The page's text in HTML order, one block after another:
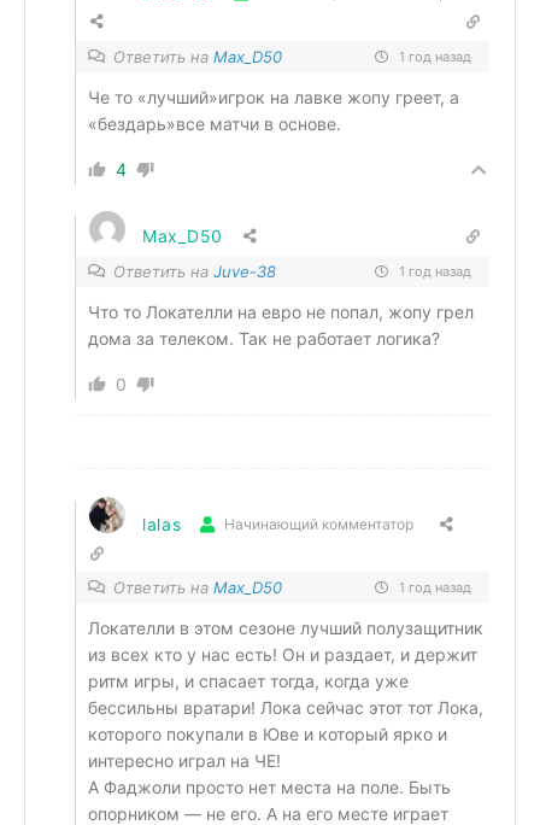
Ответить на Max_D50 1 год назад
Че то «лучший»игрок на лавке жопу греет, а
«бездарь»все матчи в основе.
4
Max_D50
Ответить на Juve-38 1 год назад
Что то Локателли на евро не попал, жопу грел
дома за телеком. Так не работает логика?
0
lalas Начинающий комментатор
Ответить на Max_D50 1 год назад
Локателли в этом сезоне лучший полузащитник
из всех кто у нас есть! Он и раздает, и держит
ритм игры, и спасает тогда, когда уже
бессильны вратари! Лока сейчас этот тот Лока,
которого покупали в Юве и который ярко и
интересно играл на ЧЕ!
А Фаджоли просто нет места на поле. Быть
опорником — не его. А на его месте играет